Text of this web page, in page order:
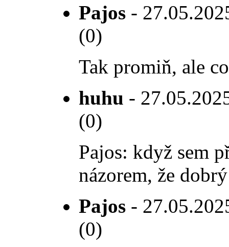
Pajos -
(0)
Tak promiň, ale
huhu -
(0)
Pajos: když sem
názorem, že
Pajos -
(0)